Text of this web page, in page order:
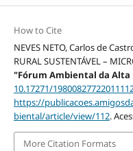
How to Cite
NEVES NETO, Carlos de
RURAL SUSTENTÁVEL –
"Fórum Ambiental da Alta
10.17271/
https://
biental/article/view/112.
More Citation Formats